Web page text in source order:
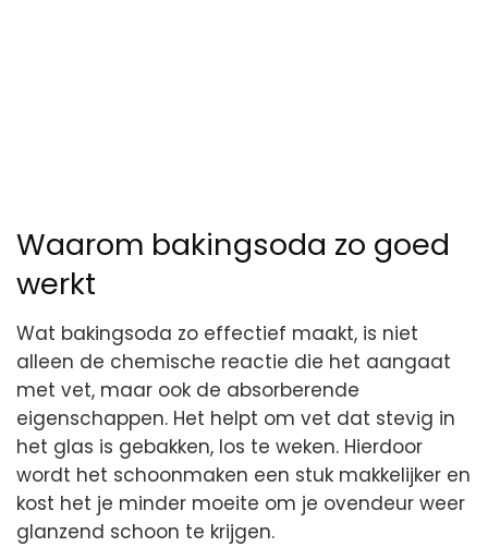
Waarom bakingsoda zo goed
werkt
Wat bakingsoda zo effectief maakt, is niet
alleen de chemische reactie die het aangaat
met vet, maar ook de absorberende
eigenschappen. Het helpt om vet dat stevig in
het glas is gebakken, los te weken. Hierdoor
wordt het schoonmaken een stuk makkelijker en
kost het je minder moeite om je ovendeur weer
glanzend schoon te krijgen.